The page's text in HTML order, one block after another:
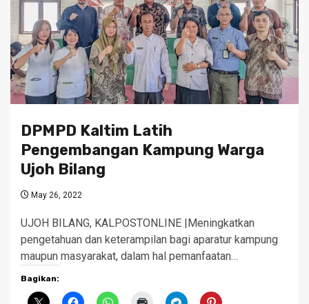
DPMPD Kaltim Latih
Pengembangan Kampung Warga
Ujoh Bilang
May 26, 2022
UJOH BILANG, KALPOSTONLINE |Meningkatkan
pengetahuan dan keterampilan bagi aparatur kampung
maupun masyarakat, dalam hal pemanfaatan…
Bagikan: